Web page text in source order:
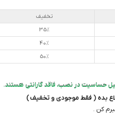
تخفیف
35%
40%
50%
حساسیت در نصب، فاقد گارانتی هستند.
بده ( فقط موجودی و تخفیف )
کن .